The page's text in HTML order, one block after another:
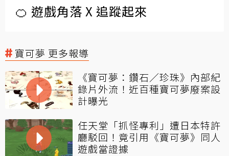
🍊 遊戲角落 X 追蹤起來
寶可夢 更多報導
《寶可夢：鑽石／珍珠》內部紀
錄片外流！近百種寶可夢廢案設
計曝光
任天堂「抓怪專利」遭日本特許
廳駁回！竟引用《寶可夢》同人
遊戲當證據